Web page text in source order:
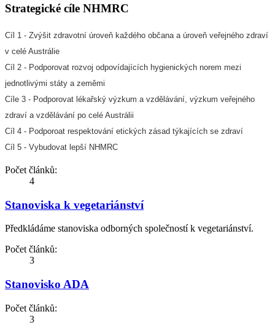
Strategické cíle NHMRC
Cíl 1 - Zvýšit zdravotní úroveň každého občana a úroveň veřejného zdraví
v celé Austrálie
Cíl 2 - Podporovat rozvoj odpovídajících hygienických norem mezi
jednotlivými státy a zeměmi
Cíle 3 - Podporovat lékařský výzkum a vzdělávání, výzkum veřejného
zdraví a vzdělávání po celé Austrálii
Cíl 4 - Podporoat respektování etických zásad týkajících se zdraví
Cíl 5 - Vybudovat lepší NHMRC
Počet článků:
4
Stanoviska k vegetariánství
Předkládáme stanoviska odborných společností k vegetariánství.
Počet článků:
3
Stanovisko ADA
Počet článků:
3